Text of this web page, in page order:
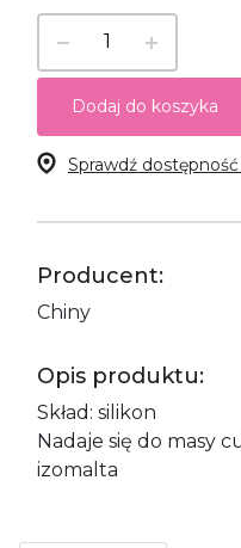
Dodaj do koszyka
Sprawdź
Producent:
Chiny
Opis produktu:
Skład: silikon
Nadaje się do masy
izomalta